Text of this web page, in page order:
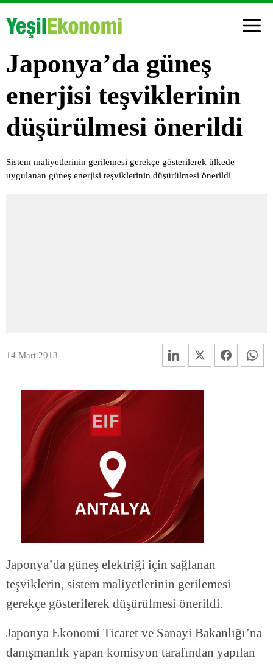
Japonya’da güneş
enerjisi teşviklerinin
düşürülmesi önerildi
Sistem maliyetlerinin gerilemesi gerekçe gösterilerek ülkede
uygulanan güneş enerjisi teşviklerinin düşürülmesi önerildi
14 Mart 2013
Japonya’da güneş elektriği için sağlanan
teşviklerin, sistem maliyetlerinin gerilemesi
gerekçe gösterilerek düşürülmesi önerildi.
Japonya Ekonomi Ticaret ve Sanayi Bakanlığı’na
danışmanlık yapan komisyon tarafından yapılan